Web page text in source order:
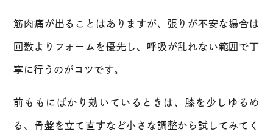
筋肉痛が出ることはありますが、張りが不安な場合は
回数よりフォームを優先し、呼吸が乱れない範囲で丁
寧に行うのがコツです。
前ももにばかり効いているときは、膝を少しゆるめ
る、骨盤を立て直すなど小さな調整から試してみてく